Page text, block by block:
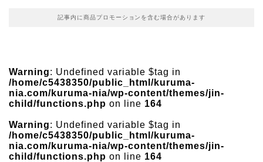
記事内に商品プロモーションを含む場合があります
Warning: Undefined variable $tag in
/home/c5438350/public_html/kuruma-
nia.com/kuruma-nia/wp-content/themes/jin-
child/functions.php on line 164
Warning: Undefined variable $tag in
/home/c5438350/public_html/kuruma-
nia.com/kuruma-nia/wp-content/themes/jin-
child/functions.php on line 164